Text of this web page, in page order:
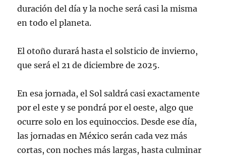
duración del día y la noche será casi la misma
en todo el planeta.
El otoño durará hasta el solsticio de invierno,
que será el 21 de diciembre de 2025.
En esa jornada, el Sol saldrá casi exactamente
por el este y se pondrá por el oeste, algo que
ocurre solo en los equinoccios. Desde ese día,
las jornadas en México serán cada vez más
cortas, con noches más largas, hasta culminar